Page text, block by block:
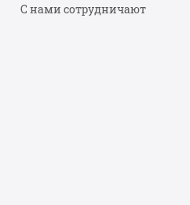
С нами сотрудничают